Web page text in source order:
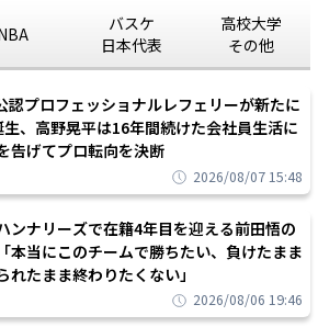
バスケ
日本代表
高校大学
その他
認プロフェッショナルレフェリーが新たに
生、高野晃平は16年間続けた会社員生活に
告げてプロ転向を決断
2026/08/07 15:48
ンナリーズで在籍4年目を迎える前田悟の
本当にこのチームで勝ちたい、負けたまま
れたまま終わりたくない」
2026/08/06 19:46